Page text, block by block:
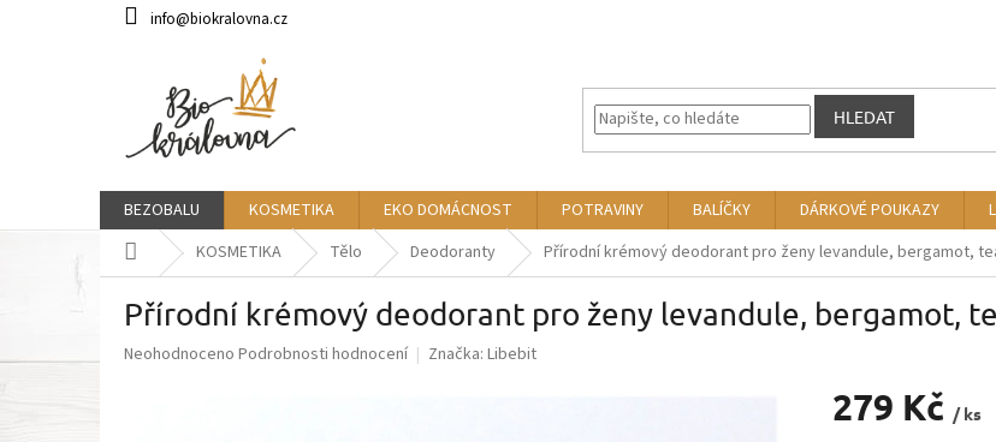
info@biokralovna.cz
HLEDAT
BEZOBALU KOSMETIKA EKO DOMÁCNOST POTRAVINY BALÍČKY DÁRKOVÉ POUKAZY
Domů KOSMETIKA Tělo Deodoranty Přírodní krémový deodorant pro ženy levandule, bergamot,
Přírodní krémový deodorant pro ženy levandule, bergamot,
Průměrné
Neohodnoceno Podrobnosti hodnocení Značka: Libebit
279 Kč / ks